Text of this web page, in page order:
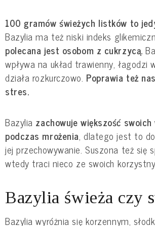
100 gramów świeżych listków to
Bazylia ma też niski indeks
polecana jest osobom z cukrzycą.
wpływa na układ trawienny, łagodzi
działa rozkurczowo. Poprawia też
stres.
Bazylia zachowuje większość swoich
podczas mrożenia, dlatego jest to
jej przechowywanie. Suszona też się
wtedy traci nieco ze swoich
Bazylia świeża czy
Bazylia wyróżnia się korzennym,